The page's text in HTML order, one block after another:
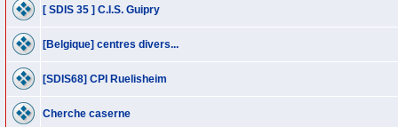
[ SDIS 35 ] C.I.S. Guipry
[Belgique] centres divers...
[SDIS68] CPI Ruelisheim
Cherche caserne